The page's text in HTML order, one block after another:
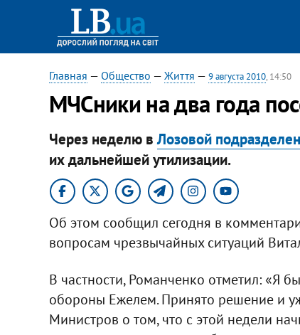
Главная — Общество — Життя — 9 августа 2010, 14:50
МЧСники на два года
Через неделю вЛозовой
их дальнейшей утилизации.
Об этом сообщил сегодня в
вопросам чрезвычайных ситуаций
В частности, Романченко отметил: «Я
обороны Ежелем. Принято решение и
Министров о том, что с этой недели